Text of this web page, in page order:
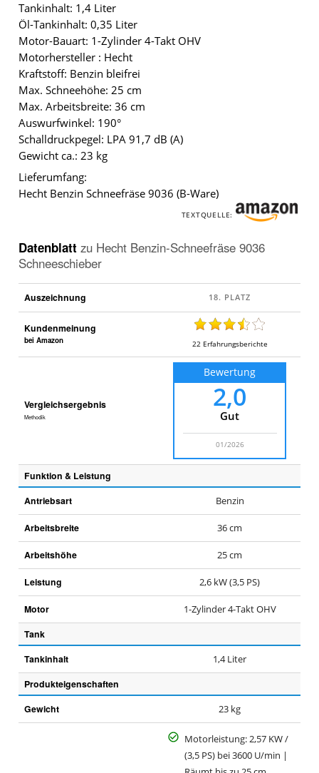
Tankinhalt: 1,4 Liter
Öl-Tankinhalt: 0,35 Liter
Motor-Bauart: 1-Zylinder 4-Takt OHV
Motorhersteller : Hecht
Kraftstoff: Benzin bleifrei
Max. Schneehöhe: 25 cm
Max. Arbeitsbreite: 36 cm
Auswurfwinkel: 190°
Schalldruckpegel: LPA 91,7 dB (A)
Gewicht ca.: 23 kg
Lieferumfang:
Hecht Benzin Schneefräse 9036 (B-Ware)
TEXTQUELLE:
Datenblatt zu Hecht Benzin-Schneefräse 9036
Schneeschieber
Auszeichnung
Kundenmeinung
bei Amazon 22 Erfahrungsberichte
Vergleichsergebnis
Methodik
Bewertung
2,0
Gut
01/2026
Funktion & Leistung
Antriebsart
Benzin
Arbeitsbreite 36 cm
Arbeitshöhe 25 cm
Leistung 2,6 kW (3,5 PS)
Motor 1-Zylinder 4-Takt OHV
Tank
Tankinhalt
1,4 Liter
Produkteigenschaften
Gewicht
23 kg
Motorleistung: 2,57 KW /
(3,5 PS) bei 3600 U/min |